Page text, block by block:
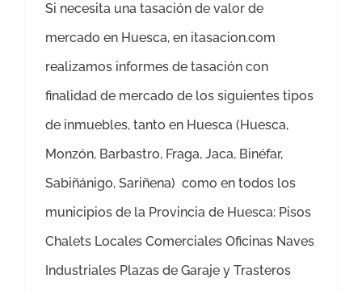
Si necesita una tasación de valor de
mercado en Huesca, en itasacion.com
realizamos informes de tasación con
finalidad de mercado de los siguientes tipos
de inmuebles, tanto en Huesca (Huesca,
Monzón, Barbastro, Fraga, Jaca, Binéfar,
Sabiñánigo, Sariñena) como en todos los
municipios de la Provincia de Huesca: Pisos
Chalets Locales Comerciales Oficinas Naves
Industriales Plazas de Garaje y Trasteros